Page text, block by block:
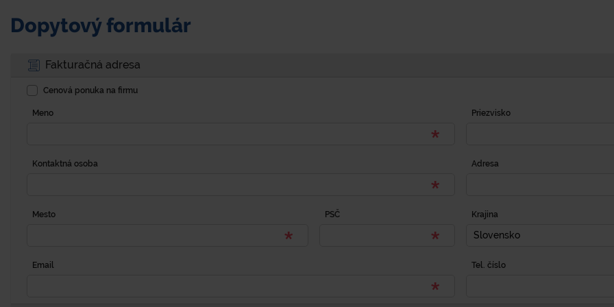
Dopytový formulár
Fakturačná adresa
Cenová ponuka na firmu
Meno Priezvisko
Kontaktná osoba Adresa
Mesto PSČ Krajina
Slovensko
Email Tel. číslo